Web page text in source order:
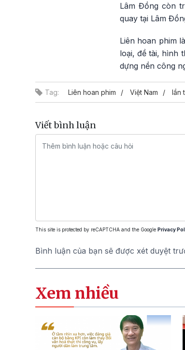
Lâm Đồng còn
quay tại Lâm
Liên hoan phim
loại, đề tài, hình
dựng nền công
Tag: Liên hoan phim Việt Nam lần
Viết bình luận
This site is protected by reCAPTCHA and the Google Privacy
Bình luận của bạn sẽ được xét duyệt
Xem nhiều